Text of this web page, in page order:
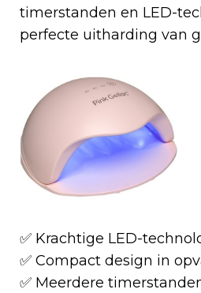
timerstanden en LED-
perfecte uitharding van
✅ Krachtige LED-
✅ Compact design in
✅ Meerdere